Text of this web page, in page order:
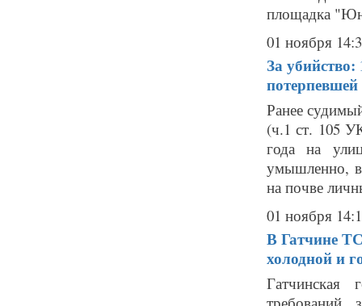
площадка
01 ноября
За
потерпевшей
Ранее
(ч.1 ст. 105
года на
умышленно, в
на почве
01 ноября
В Гатчине
холодной и
Гатчинская